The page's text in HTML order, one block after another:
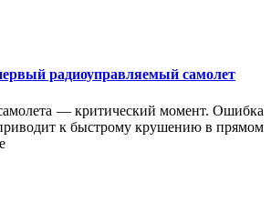
радиоуправляемый самолет
— критический момент. Ошибка
к быстрому крушению в прямом